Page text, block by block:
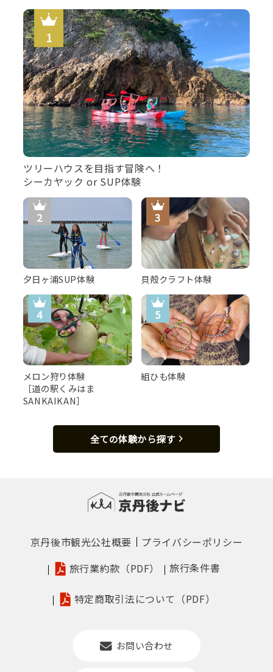
ツリーハウスを目指す冒険へ！
シーカヤック or SUP体験
夕日ヶ浦SUP体験 貝殻クラフト体験
メロン狩り体験
［道の駅くみはま
SANKAIKAN］
組ひも体験
全ての体験から探す
京丹後市観光公社概要
プライバシーポリシー
旅行業約款（PDF）
旅行条件書
特定商取引法について（PDF）
お問い合わせ